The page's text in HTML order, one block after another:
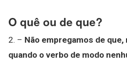
O quê ou de que?
2. – Não empregamos de que,
quando o verbo de modo